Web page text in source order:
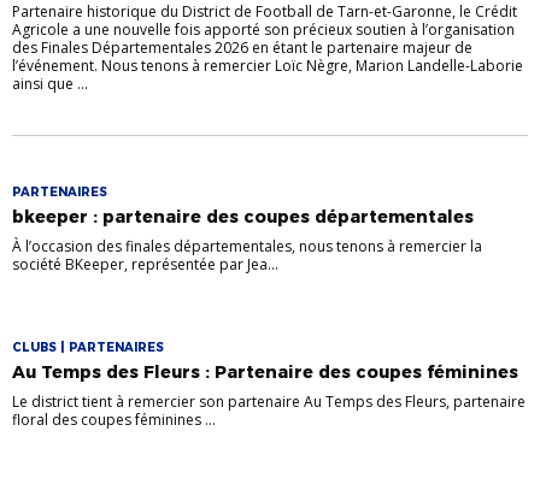
Partenaire historique du District de Football de Tarn-et-Garonne, le Crédit
Agricole a une nouvelle fois apporté son précieux soutien à l’organisation
des Finales Départementales 2026 en étant le partenaire majeur de
l’événement. Nous tenons à remercier Loïc Nègre, Marion Landelle-Laborie
ainsi que ...
PARTENAIRES
bkeeper : partenaire des coupes départementales
À l’occasion des finales départementales, nous tenons à remercier la
société BKeeper, représentée par Jea...
CLUBS | PARTENAIRES
Au Temps des Fleurs : Partenaire des coupes féminines
Le district tient à remercier son partenaire Au Temps des Fleurs, partenaire
floral des coupes féminines ...